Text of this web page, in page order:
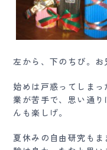
左から、下のちび。お
始めは戸惑ってしま
業が苦手で、思い通
んも楽しげ。
夏休みの自由研究も